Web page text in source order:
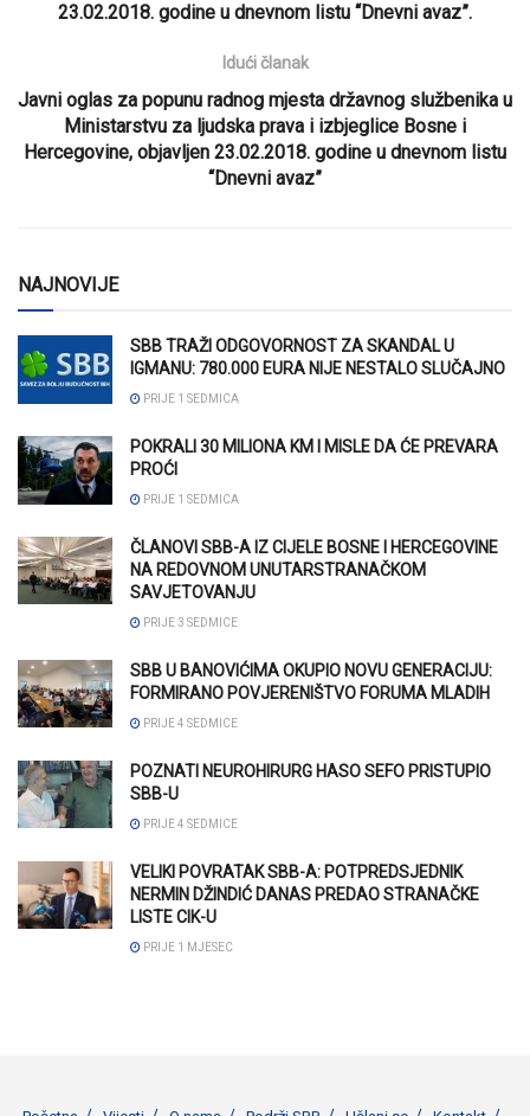
23.02.2018. godine u dnevnom listu “Dnevni avaz”.
Idući članak
Javni oglas za popunu radnog mjesta državnog službenika u
Ministarstvu za ljudska prava i izbjeglice Bosne i
Hercegovine, objavljen 23.02.2018. godine u dnevnom listu
“Dnevni avaz”
NAJNOVIJE
SBB TRAŽI ODGOVORNOST ZA SKANDAL U
IGMANU: 780.000 EURA NIJE NESTALO SLUČAJNO
PRIJE 1 SEDMICA
POKRALI 30 MILIONA KM I MISLE DA ĆE PREVARA
PROĆI
PRIJE 1 SEDMICA
ČLANOVI SBB-A IZ CIJELE BOSNE I HERCEGOVINE
NA REDOVNOM UNUTARSTRANAČKOM
SAVJETOVANJU
PRIJE 3 SEDMICE
SBB U BANOVIĆIMA OKUPIO NOVU GENERACIJU:
FORMIRANO POVJERENIŠTVO FORUMA MLADIH
PRIJE 4 SEDMICE
POZNATI NEUROHIRURG HASO SEFO PRISTUPIO
SBB-U
PRIJE 4 SEDMICE
VELIKI POVRATAK SBB-A: POTPREDSJEDNIK
NERMIN DŽINDIĆ DANAS PREDAO STRANAČKE
LISTE CIK-U
PRIJE 1 MJESEC